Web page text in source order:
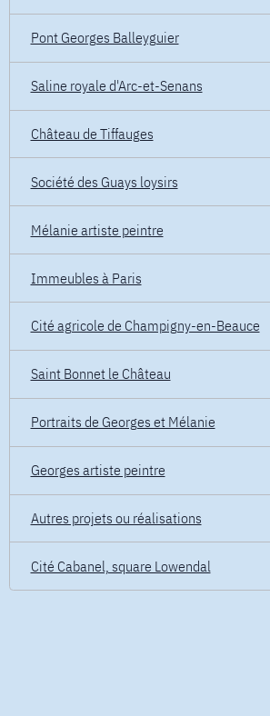
Pont Georges Balleyguier
Saline royale d'Arc-et-Senans
Château de Tiffauges
Société des Guays loysirs
Mélanie artiste peintre
Immeubles à Paris
Cité agricole de Champigny-en-Beauce
Saint Bonnet le Château
Portraits de Georges et Mélanie
Georges artiste peintre
Autres projets ou réalisations
Cité Cabanel, square Lowendal